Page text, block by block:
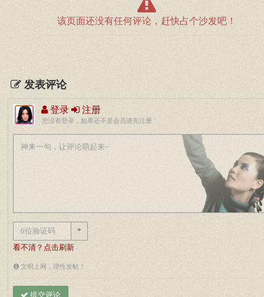
该页面还没有任何评论，赶快占个沙发吧！
发表评论
登录 注册
您没有登录，如果还不是会员请先注册
*
看不清？点击刷新
文明上网，理性发帖！
提交评论